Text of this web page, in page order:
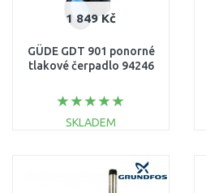
1 849 Kč
GÜDE GDT 901 ponorné
tlakové čerpadlo 94246
SKLADEM
Porovnat